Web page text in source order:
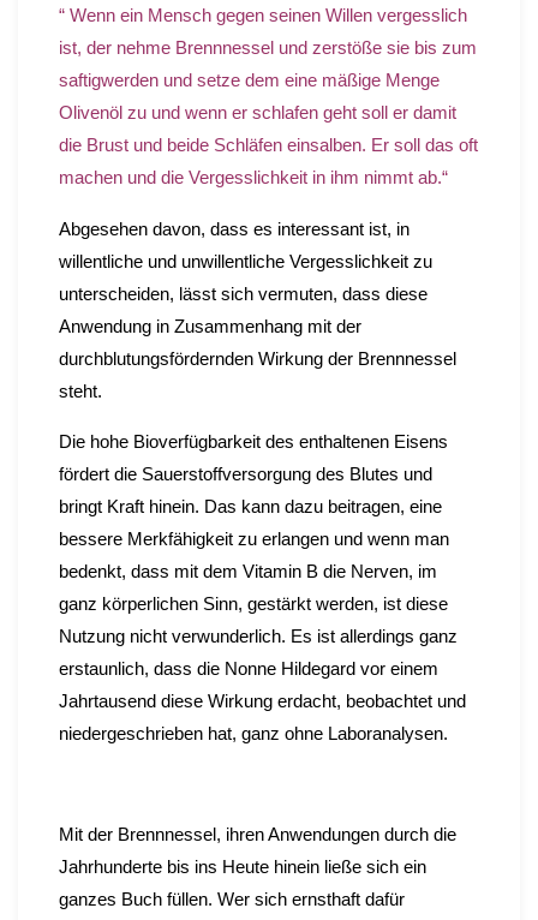
“ Wenn ein Mensch gegen seinen Willen vergesslich
ist, der nehme Brennnessel und zerstöße sie bis zum
saftigwerden und setze dem eine mäßige Menge
Olivenöl zu und wenn er schlafen geht soll er damit
die Brust und beide Schläfen einsalben. Er soll das oft
machen und die Vergesslichkeit in ihm nimmt ab.“
Abgesehen davon, dass es interessant ist, in
willentliche und unwillentliche Vergesslichkeit zu
unterscheiden, lässt sich vermuten, dass diese
Anwendung in Zusammenhang mit der
durchblutungsfördernden Wirkung der Brennnessel
steht.
Die hohe Bioverfügbarkeit des enthaltenen Eisens
fördert die Sauerstoffversorgung des Blutes und
bringt Kraft hinein. Das kann dazu beitragen, eine
bessere Merkfähigkeit zu erlangen und wenn man
bedenkt, dass mit dem Vitamin B die Nerven, im
ganz körperlichen Sinn, gestärkt werden, ist diese
Nutzung nicht verwunderlich. Es ist allerdings ganz
erstaunlich, dass die Nonne Hildegard vor einem
Jahrtausend diese Wirkung erdacht, beobachtet und
niedergeschrieben hat, ganz ohne Laboranalysen.
Mit der Brennnessel, ihren Anwendungen durch die
Jahrhunderte bis ins Heute hinein ließe sich ein
ganzes Buch füllen. Wer sich ernsthaft dafür